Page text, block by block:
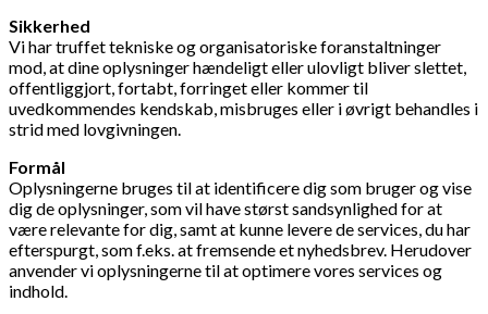
Sikkerhed
Vi har truffet tekniske og organisatoriske foranstaltninger
mod, at dine oplysninger hændeligt eller ulovligt bliver slettet,
offentliggjort, fortabt, forringet eller kommer til
uvedkommendes kendskab, misbruges eller i øvrigt behandles i
strid med lovgivningen.
Formål
Oplysningerne bruges til at identificere dig som bruger og vise
dig de oplysninger, som vil have størst sandsynlighed for at
være relevante for dig, samt at kunne levere de services, du har
efterspurgt, som f.eks. at fremsende et nyhedsbrev. Herudover
anvender vi oplysningerne til at optimere vores services og
indhold.